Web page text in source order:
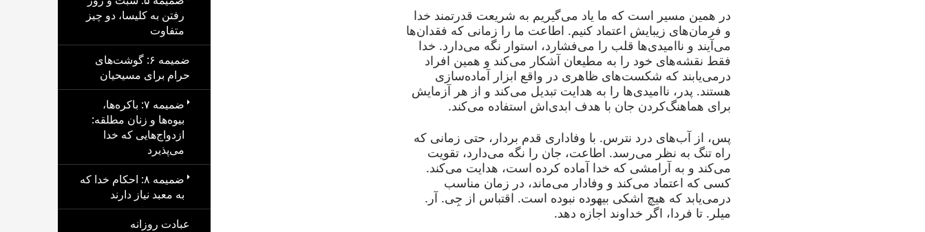
در همین مسیر است که ما یاد می‌گیریم به شریعت قدرتمند خدا
و فرمان‌های زیبایش اعتماد کنیم. اطاعت ما را زمانی که فقدان‌ها
می‌آیند و ناامیدی‌ها قلب را می‌فشارد، استوار نگه می‌دارد. خدا
فقط نقشه‌های خود را به مطیعان آشکار می‌کند و همین افراد
درمی‌یابند که شکست‌های ظاهری در واقع ابزار آماده‌سازی
هستند. پدر، ناامیدی‌ها را به هدایت تبدیل می‌کند و از هر آزمایش
برای هماهنگ‌کردن جان با هدف ابدی‌اش استفاده می‌کند.
پس، از آب‌های درد نترس. با وفاداری قدم بردار، حتی زمانی که
راه تنگ به نظر می‌رسد. اطاعت، جان را نگه می‌دارد، تقویت
می‌کند و به آرامشی که خدا آماده کرده است، هدایت می‌کند.
کسی که اعتماد می‌کند و وفادار می‌ماند، در زمان مناسب
درمی‌یابد که هیچ اشکی بیهوده نبوده است. اقتباس از جِی. آر.
میلر. تا فردا، اگر خداوند اجازه دهد.
رفتن به کلیسا، دو چیز
متفاوت
ضمیمه ۶: گوشت‌های
حرام برای مسیحیان
ضمیمه ۷: باکره‌ها،
بیوه‌ها و زنان مطلقه:
ازدواج‌هایی که خدا
می‌پذیرد
ضمیمه ۸: احکام خدا که
به معبد نیاز دارند
عبادت روزانه